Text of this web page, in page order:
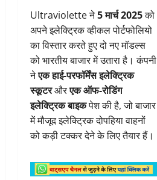
Ultraviolette ने5 मार्च 2025को
अपने इलेक्ट्रिक व्हीकल पोर्टफोलियो
का विस्तार करते हुए दो नए मॉडल्स
को भारतीय बाजार में उतारा है। कंपनी
नेएक हाई-परफॉर्मेंस इलेक्ट्रिक
स्कूटरऔरएक ऑफ-रोडिंग
इलेक्ट्रिक बाइकपेश की है, जो बाजार
में मौजूद इलेक्ट्रिक दोपहिया वाहनों
को कड़ी टक्कर देने के लिए तैयार हैं।